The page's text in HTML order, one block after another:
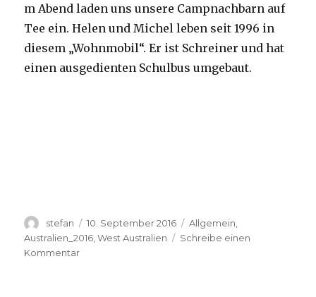
m Abend laden uns unsere Campnachbarn auf
Tee ein. Helen und Michel leben seit 1996 in
diesem „Wohnmobil“. Er ist Schreiner und hat
einen ausgedienten Schulbus umgebaut.
Autor
stefan
Veröffentlicht
am
10. September 2016 Kategorien
Allgemein
Australien_2016 ,West Australien
Schreibe einen
Kommentarzu